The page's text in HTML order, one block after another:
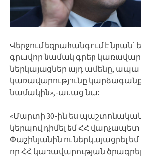
Վերջում եզրահանգում է նրան՝
գրավոր նամակ գրեր
ներկայացներ այդ ամենը, ապա
կառավարությունը
նամակին»,-ասաց նա:
«Մարտի 30-ին ես
կերպով դիմել եմ ՀՀ վարչապետ
Փաշինյանին ու ներկայացրել
որ ՀՀ կառավարության